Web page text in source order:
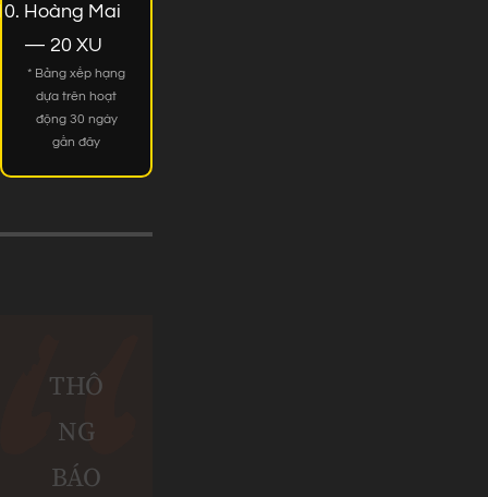
Hoàng Mai
— 20 XU
* Bảng xếp hạng
dựa trên hoạt
động 30 ngày
gần đây
THÔ
NG
BÁO